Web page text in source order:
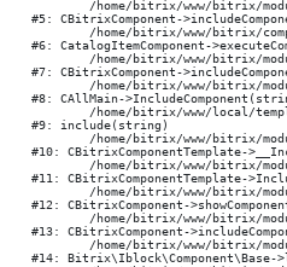
#5: CBitrixComponent-
#6: CatalogItemComponent-
#7: CBitrixComponent-
#8: CAllMain-
#9: include(string)
#10: CBitrixComponentTemplate-
#11: CBitrixComponentTemplate-
#12: CBitrixComponent-
#13: CBitrixComponent-
#14: Bitrix\Iblock\Component\Base-